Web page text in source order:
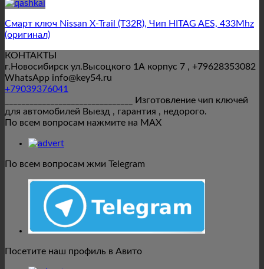
Смарт ключ Nissan X-Trail (T32R), Чип HITAG AES, 433Mhz
(оригинал)
КОНТАКТЫ
г.Новосибирск ул.Высоцкого 1А корпус 7 , +79628353082
WhatsApp info@key54.ru
+79039376041
_______________________________ Изготовление чип ключей
для автомобилей Выезд , гарантия , недорого.
По всем вопросам нажмите на MAX
По всем вопросам жми Telegram
Посетите наш профиль в Авито